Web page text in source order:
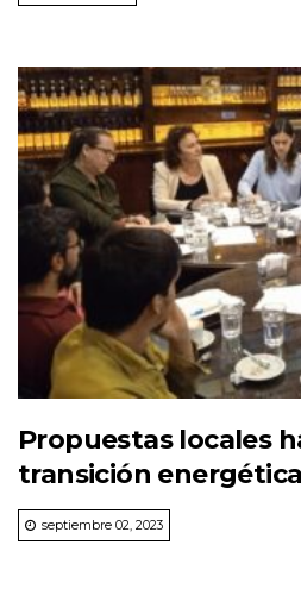
Propuestas locales
transición
septiembre 02, 2023